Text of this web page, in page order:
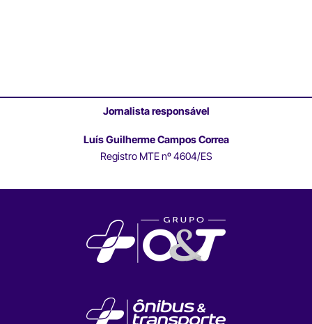
Jornalista responsável
Luís Guilherme Campos Correa
Registro MTE nº 4604/ES